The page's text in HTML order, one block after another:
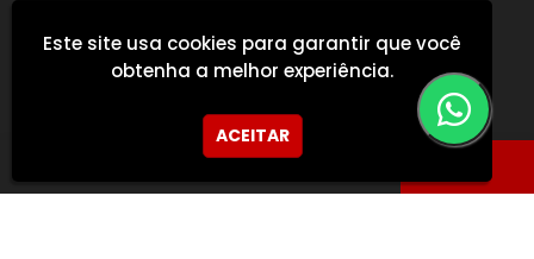
Este site usa cookies para garantir que você
obtenha a melhor experiência.
ACEITAR